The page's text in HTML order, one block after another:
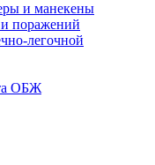
и манекены
поражений
легочной
ОБЖ